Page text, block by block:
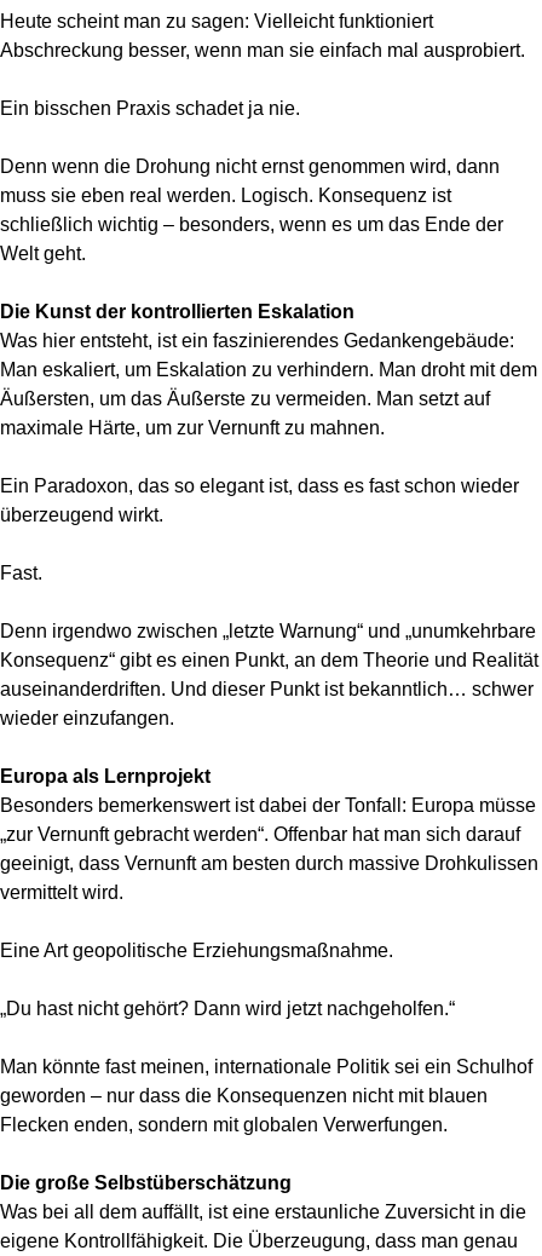
Heute scheint man zu sagen: Vielleicht funktioniert
Abschreckung besser, wenn man sie einfach mal ausprobiert.
Ein bisschen Praxis schadet ja nie.
Denn wenn die Drohung nicht ernst genommen wird, dann
muss sie eben real werden. Logisch. Konsequenz ist
schließlich wichtig – besonders, wenn es um das Ende der
Welt geht.
Die Kunst der kontrollierten Eskalation
Was hier entsteht, ist ein faszinierendes Gedankengebäude:
Man eskaliert, um Eskalation zu verhindern. Man droht mit dem
Äußersten, um das Äußerste zu vermeiden. Man setzt auf
maximale Härte, um zur Vernunft zu mahnen.
Ein Paradoxon, das so elegant ist, dass es fast schon wieder
überzeugend wirkt.
Fast.
Denn irgendwo zwischen „letzte Warnung“ und „unumkehrbare
Konsequenz“ gibt es einen Punkt, an dem Theorie und Realität
auseinanderdriften. Und dieser Punkt ist bekanntlich… schwer
wieder einzufangen.
Europa als Lernprojekt
Besonders bemerkenswert ist dabei der Tonfall: Europa müsse
„zur Vernunft gebracht werden“. Offenbar hat man sich darauf
geeinigt, dass Vernunft am besten durch massive Drohkulissen
vermittelt wird.
Eine Art geopolitische Erziehungsmaßnahme.
„Du hast nicht gehört? Dann wird jetzt nachgeholfen.“
Man könnte fast meinen, internationale Politik sei ein Schulhof
geworden – nur dass die Konsequenzen nicht mit blauen
Flecken enden, sondern mit globalen Verwerfungen.
Die große Selbstüberschätzung
Was bei all dem auffällt, ist eine erstaunliche Zuversicht in die
eigene Kontrollfähigkeit. Die Überzeugung, dass man genau